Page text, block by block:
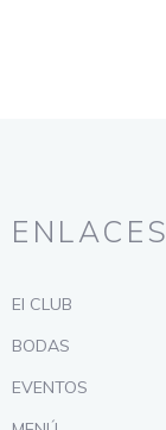
ENLACES
El CLUB
BODAS
EVENTOS